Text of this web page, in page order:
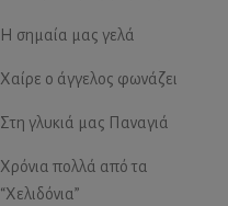
Η σημαία μας γελά
Χαίρε ο άγγελος φωνάζει
Στη γλυκιά μας Παναγιά
Χρόνια πολλά από τα
“Χελιδόνια”